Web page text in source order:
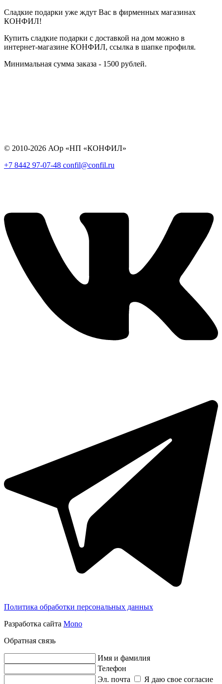
Сладкие подарки уже ждут Вас в фирменных магазинах
КОНФИЛ!
Купить сладкие подарки с доставкой на дом можно в
интернет-магазине КОНФИЛ, ссылка в шапке профиля.
Минимальная сумма заказа - 1500 рублей.
© 2010-2026 АОр «НП «КОНФИЛ»
+7 8442 97-07-48 confil@confil.ru
Политика обработки персональных данных
Разработка сайта Mono
Обратная связь
Имя и фамилия
Телефон
Эл. почта
Я даю свое согласие